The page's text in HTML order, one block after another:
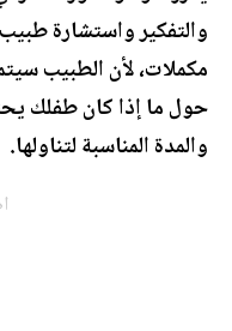
والتفكير واستشارة
مكملات، لأن الطبيب
حول ما إذا كان طفلك
والمدة المناسبة لتناولها.